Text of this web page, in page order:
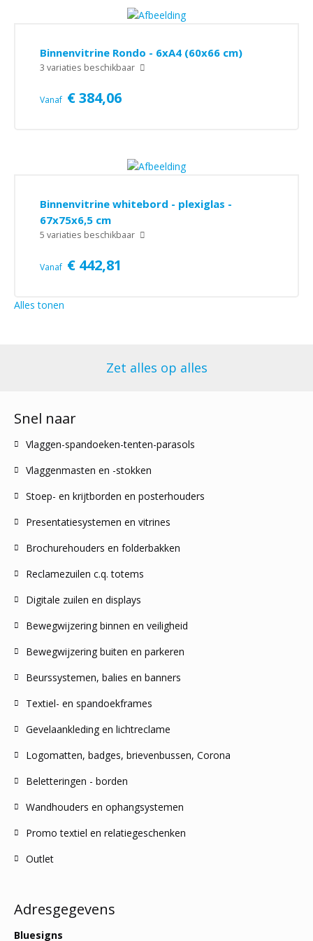
Kantoorpresentatiemiddelen
Binnenvitrine Rondo - 6xA4 (60x66 cm)
3 variaties beschikbaar
Vanaf € 384,06
Binnenvitrine whitebord - plexiglas -
67x75x6,5 cm
5 variaties beschikbaar
Vanaf € 442,81
Alles tonen
Zet alles op alles
Adresgegevens
Bluesigns
Snel naar
Vlaggen-spandoeken-tenten-parasols
Vlaggenmasten en -stokken
Stoep- en krijtborden en posterhouders
Presentatiesystemen en vitrines
Brochurehouders en folderbakken
Reclamezuilen c.q. totems
Digitale zuilen en displays
Bewegwijzering binnen en veiligheid
Bewegwijzering buiten en parkeren
Beurssystemen, balies en banners
Textiel- en spandoekframes
Gevelaankleding en lichtreclame
Logomatten, badges, brievenbussen, Corona
Beletteringen - borden
Wandhouders en ophangsystemen
Promo textiel en relatiegeschenken
Outlet